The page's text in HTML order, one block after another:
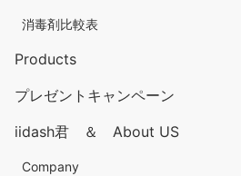
消毒剤比較表
Products
プレゼントキャンペーン
iidash君 ＆ About US
Company